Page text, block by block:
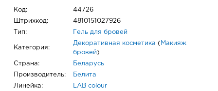
Код: 44726
Штрихкод: 4810151027926
Тип: Гель для бровей
Категория:
Декоративная косметика ( Макияж
бровей )
Страна: Беларусь
Производитель: Белита
Линейка: LAB colour